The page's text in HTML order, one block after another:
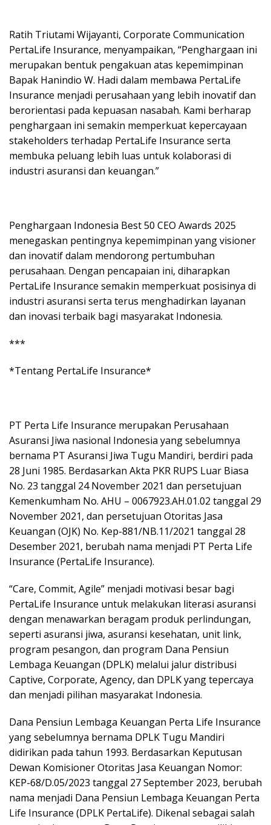
Ratih Triutami Wijayanti, Corporate Communication
PertaLife Insurance, menyampaikan, “Penghargaan ini
merupakan bentuk pengakuan atas kepemimpinan
Bapak Hanindio W. Hadi dalam membawa PertaLife
Insurance menjadi perusahaan yang lebih inovatif dan
berorientasi pada kepuasan nasabah. Kami berharap
penghargaan ini semakin memperkuat kepercayaan
stakeholders terhadap PertaLife Insurance serta
membuka peluang lebih luas untuk kolaborasi di
industri asuransi dan keuangan.”
Penghargaan Indonesia Best 50 CEO Awards 2025
menegaskan pentingnya kepemimpinan yang visioner
dan inovatif dalam mendorong pertumbuhan
perusahaan. Dengan pencapaian ini, diharapkan
PertaLife Insurance semakin memperkuat posisinya di
industri asuransi serta terus menghadirkan layanan
dan inovasi terbaik bagi masyarakat Indonesia.
***
*Tentang PertaLife Insurance*
PT Perta Life Insurance merupakan Perusahaan
Asuransi Jiwa nasional Indonesia yang sebelumnya
bernama PT Asuransi Jiwa Tugu Mandiri, berdiri pada
28 Juni 1985. Berdasarkan Akta PKR RUPS Luar Biasa
No. 23 tanggal 24 November 2021 dan persetujuan
Kemenkumham No. AHU – 0067923.AH.01.02 tanggal 29
November 2021, dan persetujuan Otoritas Jasa
Keuangan (OJK) No. Kep-881/NB.11/2021 tanggal 28
Desember 2021, berubah nama menjadi PT Perta Life
Insurance (PertaLife Insurance).
“Care, Commit, Agile” menjadi motivasi besar bagi
PertaLife Insurance untuk melakukan literasi asuransi
dengan menawarkan beragam produk perlindungan,
seperti asuransi jiwa, asuransi kesehatan, unit link,
program pesangon, dan program Dana Pensiun
Lembaga Keuangan (DPLK) melalui jalur distribusi
Captive, Corporate, Agency, dan DPLK yang tepercaya
dan menjadi pilihan masyarakat Indonesia.
Dana Pensiun Lembaga Keuangan Perta Life Insurance
yang sebelumnya bernama DPLK Tugu Mandiri
didirikan pada tahun 1993. Berdasarkan Keputusan
Dewan Komisioner Otoritas Jasa Keuangan Nomor:
KEP-68/D.05/2023 tanggal 27 September 2023, berubah
nama menjadi Dana Pensiun Lembaga Keuangan Perta
Life Insurance (DPLK PertaLife). Dikenal sebagai salah